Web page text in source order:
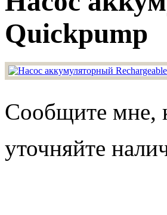
Quickpump
Сообщите мне,
уточняйте